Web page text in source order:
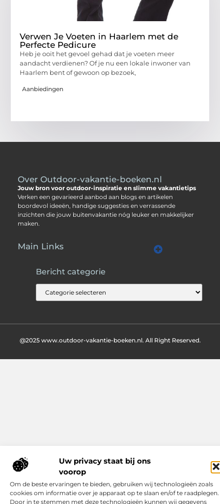
Uw privacy staat bij ons
voorop
Om de beste ervaringen te bieden, gebruiken wij technologieën zoals
cookies om informatie over je apparaat op te slaan en/of te raadplegen.
Door in te stemmen met deze technologieën kunnen wij gegevens
Verwen Je Voeten in Haarlem met de
Perfecte Pedicure
Heb je ooit het gevoel gehad dat je voeten meer
aandacht verdienen? Of je nu een lokale inwoner van
Haarlem bent of gewoon op bezoek,
Aanbiedingen
Over Outdoor-vakantie-boeken.nl
Jouw bron voor outdoor-inspiratie en slimme vakantietips
Verken een gevarieerd aanbod aan blogs en artikelen
boordevol ideeën, handige suggesties en verrassende
inzichten die jouw buitenvakantie nóg leuker en makkelijker
maken.
Main Links
Bericht categorie
@2025 www.outdoor-vakantie-boeken.nl. All Right Reserved.